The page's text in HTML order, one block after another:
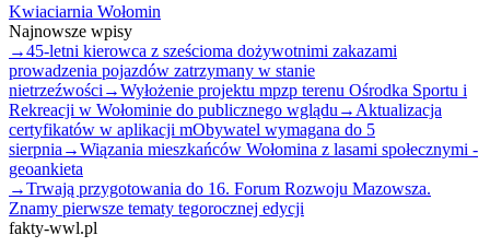
Kwiaciarnia Wołomin
Najnowsze wpisy
→45-letni kierowca z sześcioma dożywotnimi zakazami
prowadzenia pojazdów zatrzymany w stanie
nietrzeźwości →Wyłożenie projektu mpzp terenu Ośrodka Sportu i
Rekreacji w Wołominie do publicznego wglądu → Aktualizacja
certyfikatów w aplikacji mObywatel wymagana do 5
sierpnia →Wiązania mieszkańców Wołomina z lasami społecznymi -
geoankieta
→Trwają przygotowania do 16. Forum Rozwoju Mazowsza.
Znamy pierwsze tematy tegorocznej edycji
fakty-wwl.pl